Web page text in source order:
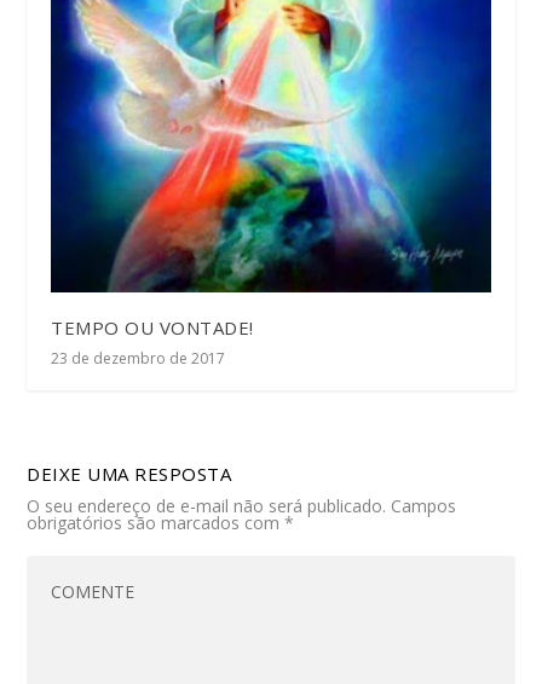
TEMPO OU VONTADE!
23 de dezembro de 2017
DEIXE UMA RESPOSTA
O seu endereço de e-mail não será publicado. Campos
obrigatórios são marcados com*